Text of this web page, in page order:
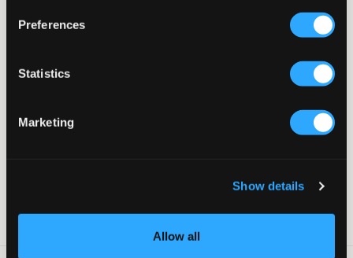
Preferences
Statistics
Marketing
Show details
Allow all
Mörkblå stickad hoodie med silverfärgad dragkedja från Gant.
Hoodien har ribbade muddar och en bekväm passform som gör
Huva
Dragkedja